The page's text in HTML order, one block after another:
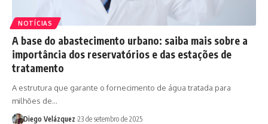
NOTÍCIAS
A base do abastecimento urbano: saiba mais sobre a
importância dos reservatórios e das estações de
tratamento
A estrutura que garante o fornecimento de água tratada para
milhões de…
Diego Velázquez 23 de setembro de 2025